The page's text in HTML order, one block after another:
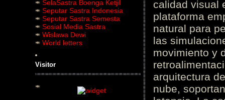
SelaSastra Boenga Ketjil
Seputar Sastra Indonesia
Seputar Sastra Semesta
Sosial Media Sastra
Wislawa Dewi
World letters
Visitor
calidad visual
plataforma
natural para
las
movimiento y
arquitectura
nube,